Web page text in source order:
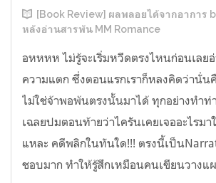
[Book Review] ผลพลอยได้จากอาการ
หลังอ่านสารพัน MM Romance
อหหหห ไม่รู้จะเริ่มหวีดตรงไหนก่อนเลย
ความแตก ซึ่งตอนแรกเราก็หลงคิดว่านั่
ไม่ใช่จ้าพอพ้นตรงนั้นมาได้ ทุกอย่างทำท่
เฉลยปมตอนท้ายว่าไครันเคยเจออะไรม
แหละ คดีพลิกในทันใด!!! ตรงนี้เป็น
ชอบมาก ทำให้รู้สึกเหมือนคนเขียนวางแ